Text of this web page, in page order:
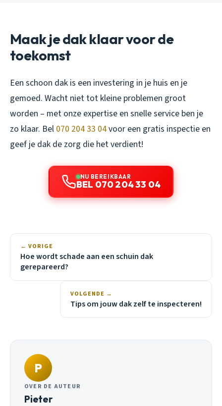
Maak je dak klaar voor de
toekomst
Een schoon dak is een investering in je huis en je
gemoed. Wacht niet tot kleine problemen groot
worden – met onze expertise en snelle service ben je
zo klaar. Bel 070 204 33 04voor een gratis inspectie en
geef je dak de zorg die het verdient!
NU BEREIKBAAR
BEL 070 204 33 04
← VORIGE
Hoe wordt schade aan een schuin dak
gerepareerd?
VOLGENDE →
Tips om jouw dak zelf te inspecteren!
P
OVER DE AUTEUR
Pieter